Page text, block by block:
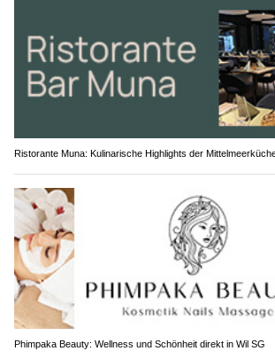
Ristorante Muna: Kulinarische Highlights der
Phimpaka Beauty: Wellness und Schönheit direkt in Wil SG